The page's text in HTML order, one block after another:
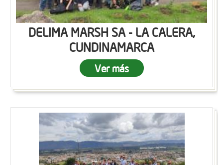
DELIMA MARSH SA - LA CALERA,
CUNDINAMARCA
Ver más